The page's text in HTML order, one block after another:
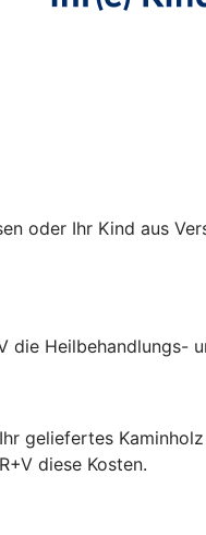
oder Ihr Kind aus
die Heilbehandlungs-
geliefertes
diese Kosten.